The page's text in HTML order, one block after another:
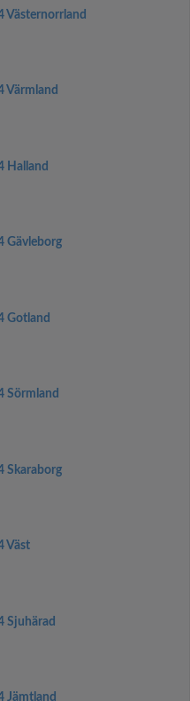
Västernorrland
Värmland
Halland
Gävleborg
Gotland
Sörmland
Skaraborg
Väst
Sjuhärad
Jämtland